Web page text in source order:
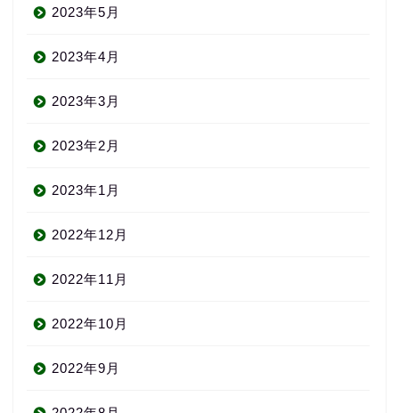
2023年5月
2023年4月
2023年3月
2023年2月
2023年1月
2022年12月
2022年11月
2022年10月
2022年9月